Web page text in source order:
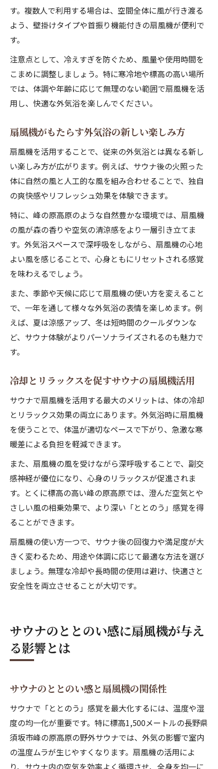
す。複数人で利用する場合は、空間全体に風が行き渡る
よう、壁掛けタイプや首振り機能付きの扇風機が便利で
す。
注意点として、冷えすぎを防ぐため、風量や使用時間を
こまめに調整しましょう。特に寒冷地や標高の高い場所
では、体調や年齢に応じて無理のない範囲で扇風機を活
用し、快適な外気浴を楽しんでください。
扇風機がもたらす外気浴の新しい楽しみ方
扇風機を活用することで、従来の外気浴とは異なる新し
い楽しみ方が広がります。例えば、サウナ後の火照った
体に自然の風と人工的な風を組み合わせることで、独自
の爽快感やリフレッシュ効果を体験できます。
特に、峰の原高原のような自然豊かな環境では、扇風機
の風が森の香りや空気の清涼感をより一層引き立てま
す。外気浴スペースで深呼吸をしながら、扇風機の心地
よい風を感じることで、心身ともにリセットされる感覚
を味わえるでしょう。
また、季節や天候に応じて扇風機の使い方を変えること
で、一年を通して様々な外気浴の表情を楽しめます。例
えば、夏は涼感アップ、冬は短時間のクールダウンな
ど、サウナ体験がよりパーソナライズされるのも魅力で
す。
冷却とリラックスを促すサウナの扇風機活用
サウナで扇風機を活用する最大のメリットは、体の冷却
とリラックス効果の両立にあります。外気浴時に扇風機
を使うことで、体温が適切なペースで下がり、急激な寒
暖差による負担を軽減できます。
また、扇風機の風を受けながら深呼吸することで、副交
感神経が優位になり、心身のリラックスが促進されま
す。とくに標高の高い峰の原高原では、澄んだ空気とや
さしい風の相乗効果で、より深い「ととのう」感覚を得
ることができます。
扇風機の使い方一つで、サウナ後の回復力や満足度が大
きく変わるため、用途や体調に応じて最適な方法を選び
ましょう。無理な冷却や長時間の使用は避け、快適さと
安全性を両立させることが大切です。
サウナのととのい感に扇風機が与え
る影響とは
サウナのととのい感と扇風機の関係性
サウナで「ととのう」感覚を最大化するには、温度や湿
度の均一化が重要です。特に標高1,500メートルの長野県
須坂市峰の原高原の野外サウナでは、外気の影響で室内
の温度ムラが生じやすくなります。扇風機の活用によ
り、サウナ内の空気を効率よく循環させ、全身を均一に